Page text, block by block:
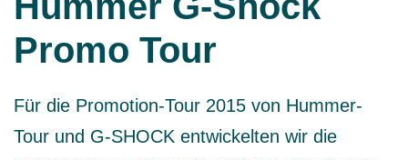
Promo Tour
Für die Promotion-Tour 2015 von Hummer-
Tour und G-SHOCK entwickelten wir die